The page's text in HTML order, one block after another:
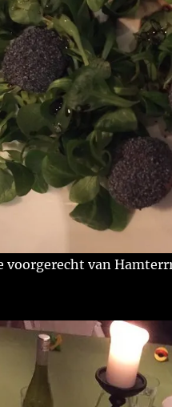
voorgerecht van